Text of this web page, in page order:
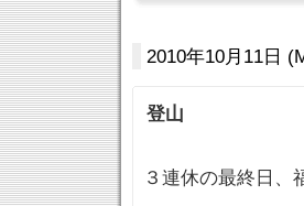
2010年10月11日
登山
３連休の最終日、